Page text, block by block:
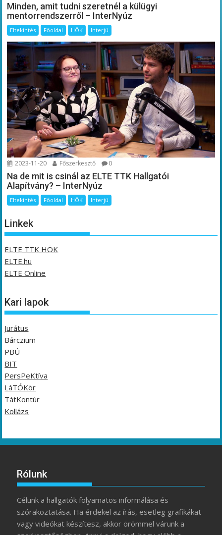
Minden, amit tudni szeretnél a külügyi
mentorrendszerről – InterNyúz
Eltekintés Főoldal HÖK Interjú
2023-11-20 Főszerkesztő 0
Na de mit is csinál az ELTE TTK Hallgatói
Alapítvány? – InterNyúz
Eltekintés Főoldal HÖK Interjú
Linkek
ELTE TTK HÖK
ELTE.hu
ELTE Online
Kari lapok
Jurátus
Bárczium
PBÚ
BIT
PersPeKtíva
LáTÓKör
TátKontúr
Kollázs
Rólunk
Célunk a hallgatók folyamatos informálása és
szórakoztatása. Ha érdekel az írás, esetleg grafikákat
vagy videókat készítesz, akkor örömmel várunk a